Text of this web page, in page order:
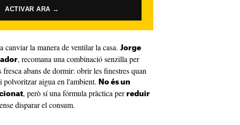
ACTIVAR ARA →
canviar la manera de ventilar la casa. Jorge
, recomana una combinació senzilla per
abans de dormir: obrir les finestres quan
polvoritzar aigua en l'ambient. No és un
, però sí una fórmula pràctica per reduir
disparar el consum.